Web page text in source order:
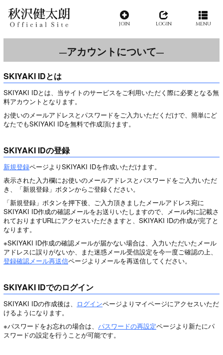
JOIN LOGIN MENU
アカウントについて
SKIYAKI IDとは
SKIYAKI IDとは、当サイトのサービスをご利用いただく際に必要となる無
料アカウントとなります。
お使いのメールアドレスとパスワードをご入力いただくだけで、簡単にど
なたでもSKIYAKI IDを無料で作成頂けます。
SKIYAKI IDの登録
新規登録ページよりSKIYAKI IDを作成いただけます。
表示された入力欄にお使いのメールアドレスとパスワードをご入力いただ
き、「新規登録」ボタンからご登録ください。
「新規登録」ボタンを押下後、ご入力頂きましたメールアドレス宛に
SKIYAKI ID作成の確認メールをお送りいたしますので、メール内に記載さ
れておりますURLにアクセスいただきますと、SKIYAKI IDの作成が完了と
なります。
※SKIYAKI ID作成の確認メールが届かない場合は、入力いただいたメール
アドレスに誤りがないか、また迷惑メール受信設定を今一度ご確認の上、
登録確認メール再送信ページよりメールを再送信してください。
SKIYAKI IDでのログイン
SKIYAKI IDの作成後は、 ログインページよりマイページにアクセスいただ
けるようになります。
※パスワードをお忘れの場合は、 パスワードの再設定ページより新たにパ
スワードの設定を行うことが可能です。